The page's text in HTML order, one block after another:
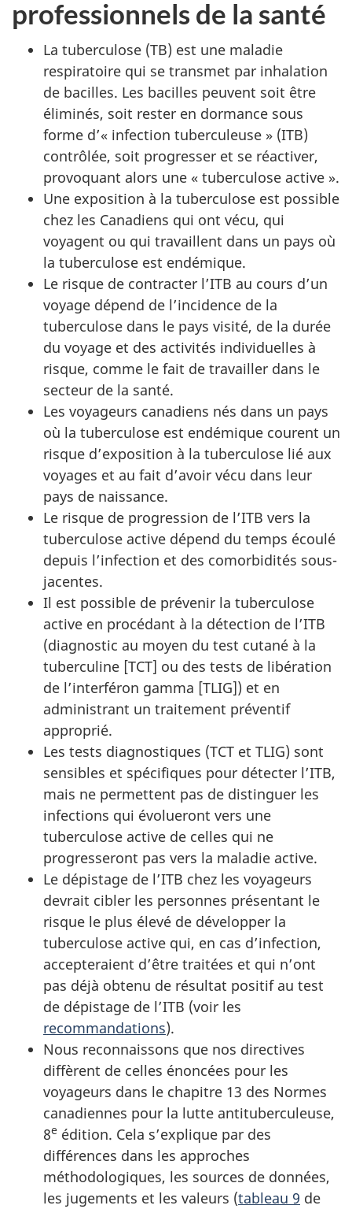
professionnels de la santé
La tuberculose (TB) est une maladie
respiratoire qui se transmet par inhalation
de bacilles. Les bacilles peuvent soit être
éliminés, soit rester en dormance sous
forme d’« infection tuberculeuse » (ITB)
contrôlée, soit progresser et se réactiver,
provoquant alors une « tuberculose active ».
Une exposition à la tuberculose est possible
chez les Canadiens qui ont vécu, qui
voyagent ou qui travaillent dans un pays où
la tuberculose est endémique.
Le risque de contracter l’ITB au cours d’un
voyage dépend de l’incidence de la
tuberculose dans le pays visité, de la durée
du voyage et des activités individuelles à
risque, comme le fait de travailler dans le
secteur de la santé.
Les voyageurs canadiens nés dans un pays
où la tuberculose est endémique courent un
risque d’exposition à la tuberculose lié aux
voyages et au fait d’avoir vécu dans leur
pays de naissance.
Le risque de progression de l’ITB vers la
tuberculose active dépend du temps écoulé
depuis l’infection et des comorbidités sous-
jacentes.
Il est possible de prévenir la tuberculose
active en procédant à la détection de l’ITB
(diagnostic au moyen du test cutané à la
tuberculine [TCT] ou des tests de libération
de l’interféron gamma [TLIG]) et en
administrant un traitement préventif
approprié.
Les tests diagnostiques (TCT et TLIG) sont
sensibles et spécifiques pour détecter l’ITB,
mais ne permettent pas de distinguer les
infections qui évolueront vers une
tuberculose active de celles qui ne
progresseront pas vers la maladie active.
Le dépistage de l’ITB chez les voyageurs
devrait cibler les personnes présentant le
risque le plus élevé de développer la
tuberculose active qui, en cas d’infection,
accepteraient d’être traitées et qui n’ont
pas déjà obtenu de résultat positif au test
de dépistage de l’ITB (voir les
recommandations).
Nous reconnaissons que nos directives
diffèrent de celles énoncées pour les
voyageurs dans le chapitre 13 des Normes
canadiennes pour la lutte antituberculeuse,
8e édition. Cela s’explique par des
différences dans les approches
méthodologiques, les sources de données,
les jugements et les valeurs (tableau 9 de